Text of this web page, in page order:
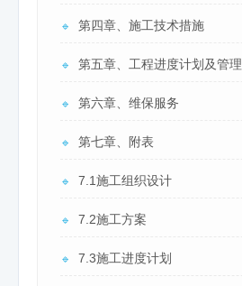
🔹 第四章、施工技术措施
🔹 第五章、工程进度计划及管理
🔹 第六章、维保服务
🔹 第七章、附表
🔹 7.1施工组织设计
🔹 7.2施工方案
🔹 7.3施工进度计划